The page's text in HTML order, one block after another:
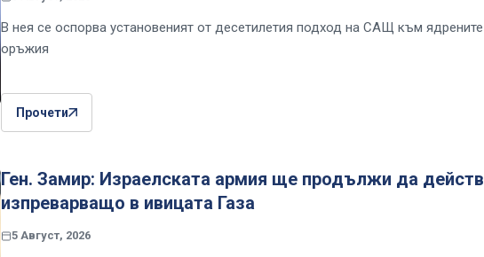
В нея се оспорва установеният от десетилетия подход на САЩ към ядрените
оръжия
Прочети
Ген. Замир: Израелската армия ще продължи да
изпреварващо в ивицата Газа
5 Август, 2026